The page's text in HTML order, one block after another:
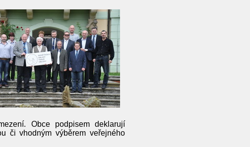
Obce podpisem deklarují
či vhodným výběrem veřejného